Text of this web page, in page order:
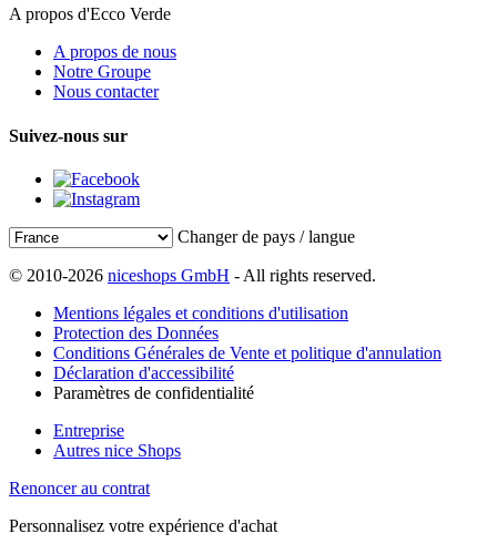
A propos d'Ecco Verde
A propos de nous
Notre Groupe
Nous contacter
Suivez-nous sur
Changer de pays / langue
© 2010-2026 niceshops GmbH - All rights reserved.
Mentions légales et conditions d'utilisation
Protection des Données
Conditions Générales de Vente et politique d'annulation
Déclaration d'accessibilité
Paramètres de confidentialité
Entreprise
Autres nice Shops
Renoncer au contrat
Personnalisez votre expérience d'achat